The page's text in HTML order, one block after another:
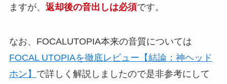
ますが、 返却後の音出しは必須です。
なお、FOCALUTOPIA本来の音質については
FOCAL UTOPIAを徹底レビュー【結論：神ヘッド
ホン】 で詳しく解説しましたので是非参考にして